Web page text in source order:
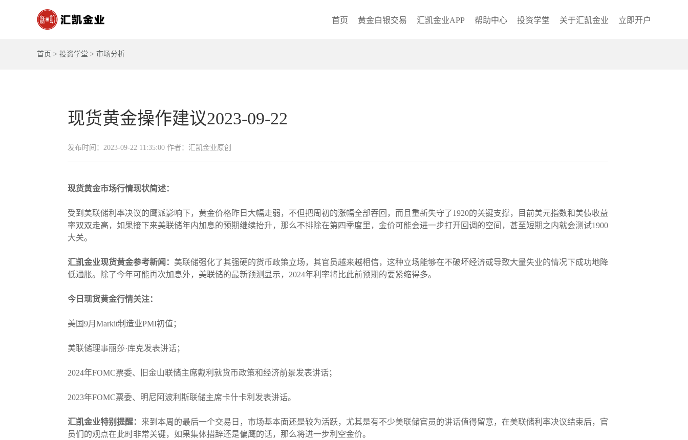
首页 黄金白银交易 汇凯金业APP 帮助中心 投资学堂 关于汇凯金业 立即开户
首页 > 投资学堂 > 市场分析
现货黄金操作建议2023-09-22
发布时间：2023-09-22 11:35:00 作者：汇凯金业原创
现货黄金市场行情现状简述：
受到美联储利率决议的鹰派影响下，黄金价格昨日大幅走弱，不但把周初的涨幅全部吞回，而且重新失守了1920的关键支撑，目前美元指数和美债收益
率双双走高，如果接下来美联储年内加息的预期继续抬升，那么不排除在第四季度里，金价可能会进一步打开回调的空间，甚至短期之内就会测试1900
大关。
汇凯金业现货黄金参考新闻： 美联储强化了其强硬的货币政策立场，其官员越来越相信，这种立场能够在不破坏经济或导致大量失业的情况下成功地降
低通胀。除了今年可能再次加息外，美联储的最新预测显示，2024年利率将比此前预期的要紧缩得多。
今日现货黄金行情关注：
美国9月Markit制造业PMI初值；
美联储理事丽莎·库克发表讲话；
2024年FOMC票委、旧金山联储主席戴利就货币政策和经济前景发表讲话；
2023年FOMC票委、明尼阿波利斯联储主席卡什卡利发表讲话。
汇凯金业特别提醒： 来到本周的最后一个交易日，市场基本面还是较为活跃，尤其是有不少美联储官员的讲话值得留意，在美联储利率决议结束后，官
员们的观点在此时非常关键，如果集体措辞还是偏鹰的话，那么将进一步利空金价。